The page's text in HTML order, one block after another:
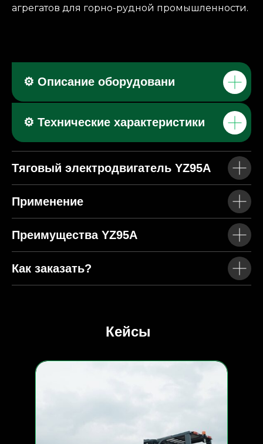
агрегатов для горно-рудной промышленности.
⚙️ Описание оборудовани
⚙️ Технические характеристики
Тяговый электродвигатель YZ95A
Применение
Преимущества YZ95A
Как заказать?
Кейсы